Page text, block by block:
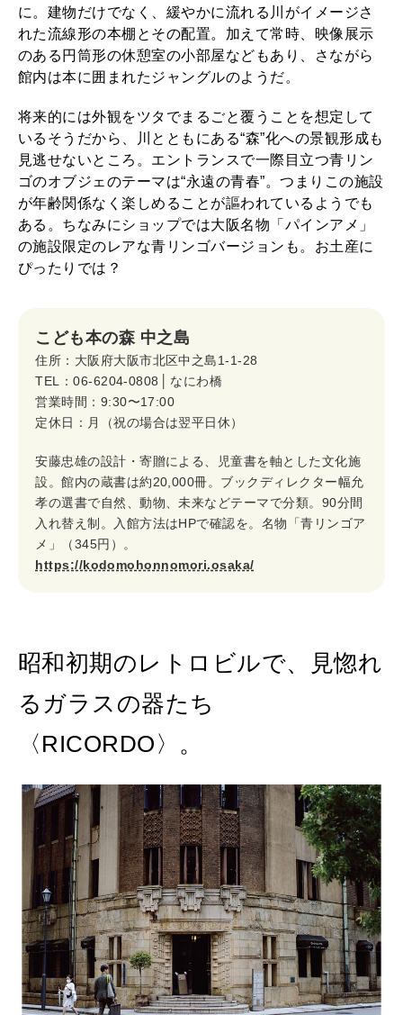
に。建物だけでなく、緩やかに流れる川がイメージさ
れた流線形の本棚とその配置。加えて常時、映像展示
のある円筒形の休憩室の小部屋などもあり、さながら
館内は本に囲まれたジャングルのようだ。
将来的には外観をツタでまるごと覆うことを想定して
いるそうだから、川とともにある“森”化への景観形成も
見逃せないところ。エントランスで一際目立つ青リン
ゴのオブジェのテーマは“永遠の青春”。つまりこの施設
が年齢関係なく楽しめることが謳われているようでも
ある。ちなみにショップでは大阪名物「パインアメ」
の施設限定のレアな青リンゴバージョンも。お土産に
ぴったりでは？
こども本の森 中之島
住所：大阪府大阪市北区中之島1-1-28
TEL：06-6204-0808 │ なにわ橋
営業時間：9:30〜17:00
定休日：月（祝の場合は翌平日休）
安藤忠雄の設計・寄贈による、児童書を軸とした文化施
設。館内の蔵書は約20,000冊。ブックディレクター幅允
孝の選書で自然、動物、未来などテーマで分類。90分間
入れ替え制。入館方法はHPで確認を。名物「青リンゴア
メ」（345円）。
https://kodomohonnomori.osaka/
昭和初期のレトロビルで、見惚れ
るガラスの器たち
〈RICORDO〉。